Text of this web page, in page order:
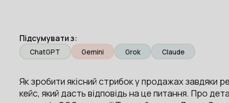
Підсумувати з:
ChatGPT Gemini Grok Claude
Як зробити якісний стрибок у продажах завдяки
кейс, який дасть відповідь на це питання. Про